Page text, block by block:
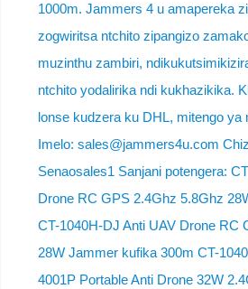
1000m. Jammers 4 u amapereka
zogwiritsa ntchito zipangizo
muzinthu zambiri,
ntchito yodalirika ndi kukhazikika.
lonse kudzera ku DHL, mitengo ya
Imelo: sales@jammers4u.com
Senaosales1 Sanjani potengera:
Drone RC GPS 2.4Ghz 5.8Ghz
CT-1040H-DJ Anti UAV Drone RC
28W Jammer kufika 300m CT-
4001P Portable Anti Drone 32W